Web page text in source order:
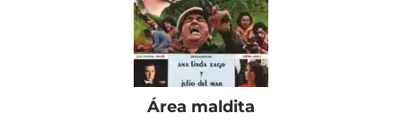
Área maldita